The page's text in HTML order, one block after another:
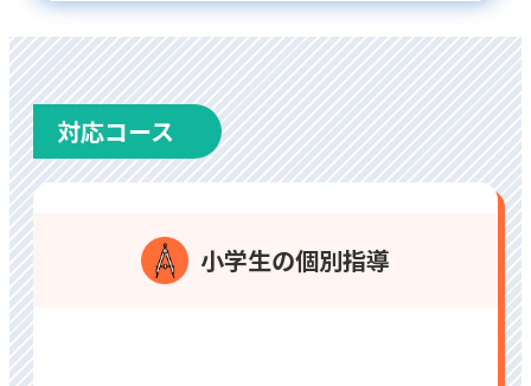
対応コース
⼩学⽣の個別指導